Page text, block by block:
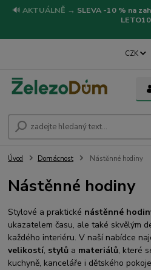
🔊 AKTUÁLNĚ → SLEVA -10 % na
LETO10
CZK
Úvod Domácnost Nástěnné hodiny
Nástěnné hodiny
Stylové a praktické nástěnné
ukazatelem času, ale také skvělým
každého interiéru. V naší nabídce
velikostí, stylů a materiálů, které
kuchyně, kanceláře i dětského